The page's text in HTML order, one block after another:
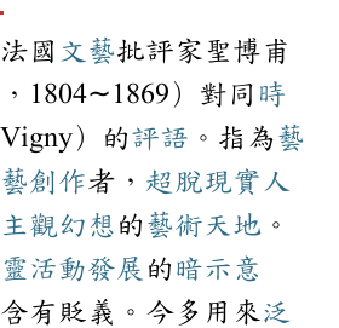
法國 文藝批評家聖博甫
，1804∼1869）對同 時
）的評語 。指為藝
創作者， 超脫現實 人
主觀幻想 的 藝術天地 。
活動發展 的 暗示 意
有貶義。今多用來泛